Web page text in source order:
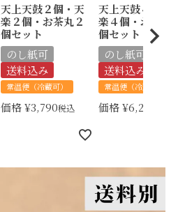
天上天鼓２個・天
楽２個・お茶丸２
個セット
のし紙可
送料込み
常温便（冷蔵可）
価格¥3,790税込
天上天鼓４個・
楽４個・お茶丸
個セット
のし紙可
送料込み
常温便（冷蔵可）
価格¥6,230